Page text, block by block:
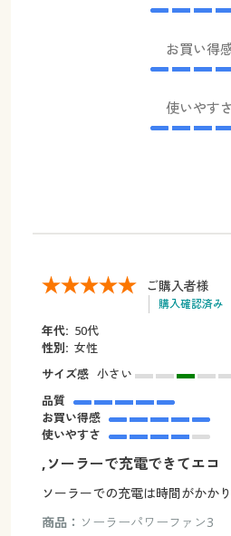
お買い得
使いやすさ
ご購入者様
購入確認済み
年代: 50代
性別: 女性
サイズ感 小さい
品質
お買い得感
使いやすさ
,ソーラーで充電できてエコ
ソーラーでの充電は時間がかか
商品： ソーラーパワーファン3